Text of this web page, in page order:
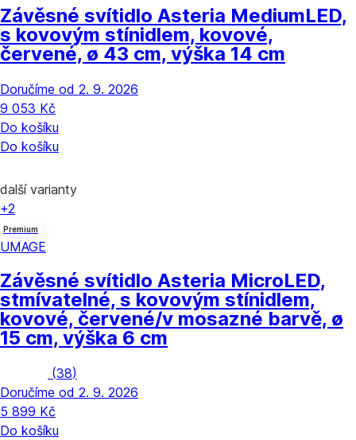
Závěsné svítidlo Asteria MediumLED,
s kovovým stínidlem, kovové,
červené, ø 43 cm, výška 14 cm
Doručíme od 2. 9. 2026
9 053 Kč
Do košíku
Do košíku
další varianty
+2
Premium
UMAGE
Závěsné svítidlo Asteria MicroLED,
stmívatelné, s kovovým stínidlem,
kovové, červené/v mosazné barvě, ø
15 cm, výška 6 cm
(38)
Doručíme od 2. 9. 2026
5 899 Kč
Do košíku